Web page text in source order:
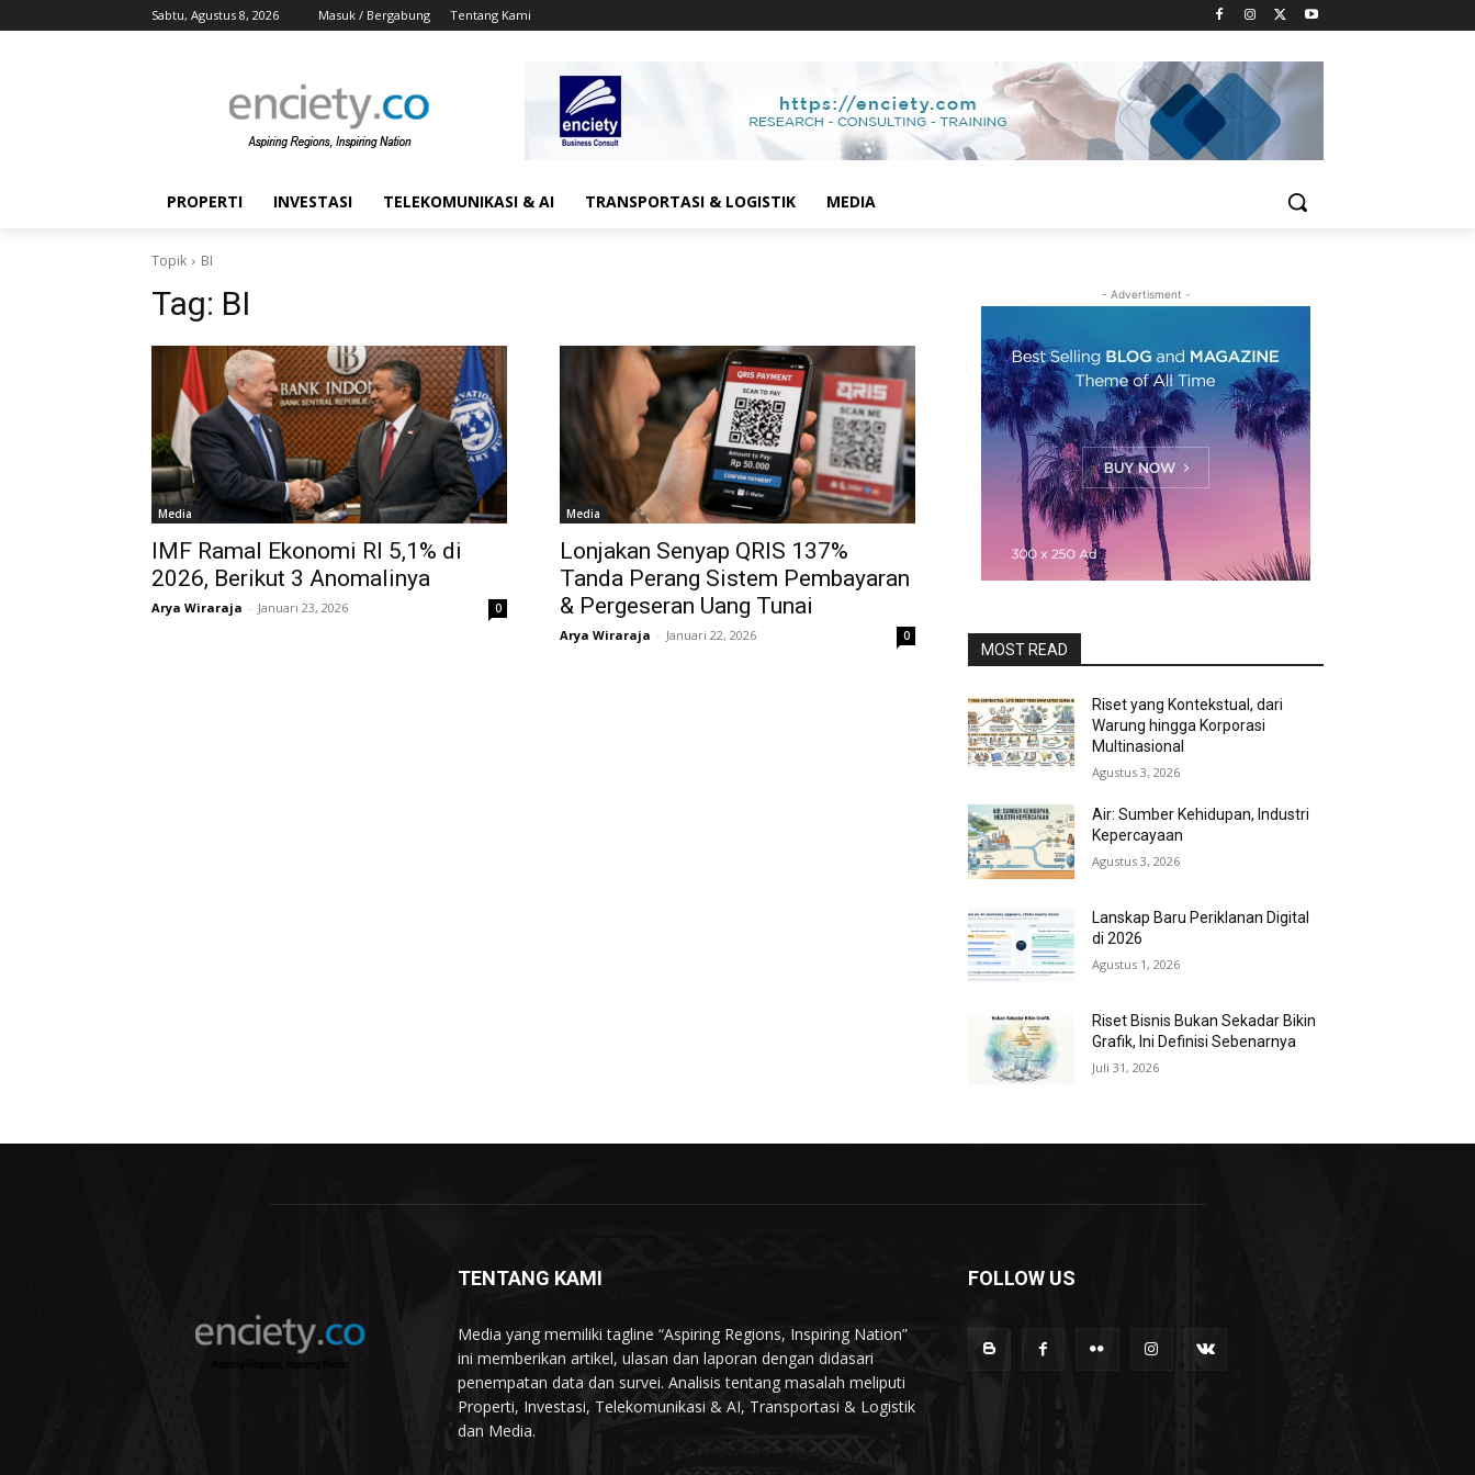
Sabtu, Agustus 8, 2026 Masuk / Bergabung Tentang Kami
PROPERTI INVESTASI TELEKOMUNIKASI & AI TRANSPORTASI & LOGISTIK MEDIA
Topik BI
Tag: BI
Media
IMF Ramal Ekonomi RI 5,1% di
2026, Berikut 3 Anomalinya
Arya Wiraraja - Januari 23, 2026 0
Media
Lonjakan Senyap QRIS 137%
Tanda Perang Sistem Pembayaran
& Pergeseran Uang Tunai
Arya Wiraraja - Januari 22, 2026 0
- Advertisment -
MOST READ
Riset yang Kontekstual, dari
Warung hingga Korporasi
Multinasional
Agustus 3, 2026
Air: Sumber Kehidupan, Industri
Kepercayaan
Agustus 3, 2026
Lanskap Baru Periklanan Digital
di 2026
Agustus 1, 2026
Riset Bisnis Bukan Sekadar Bikin
Grafik, Ini Definisi Sebenarnya
Juli 31, 2026
TENTANG KAMI
Media yang memiliki tagline “Aspiring Regions, Inspiring Nation”
ini memberikan artikel, ulasan dan laporan dengan didasari
penempatan data dan survei. Analisis tentang masalah meliputi
Properti, Investasi, Telekomunikasi & AI, Transportasi & Logistik
dan Media.
FOLLOW US